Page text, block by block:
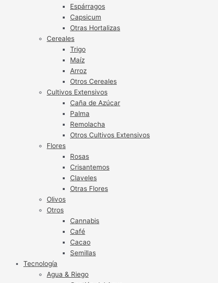
Espárragos
Capsicum
Otras Hortalizas
Cereales
Trigo
Maíz
Arroz
Otros Cereales
Cultivos Extensivos
Caña de Azúcar
Palma
Remolacha
Otros Cultivos Extensivos
Flores
Rosas
Crisantemos
Claveles
Otras Flores
Olivos
Otros
Cannabis
Café
Cacao
Semillas
Tecnología
Agua & Riego